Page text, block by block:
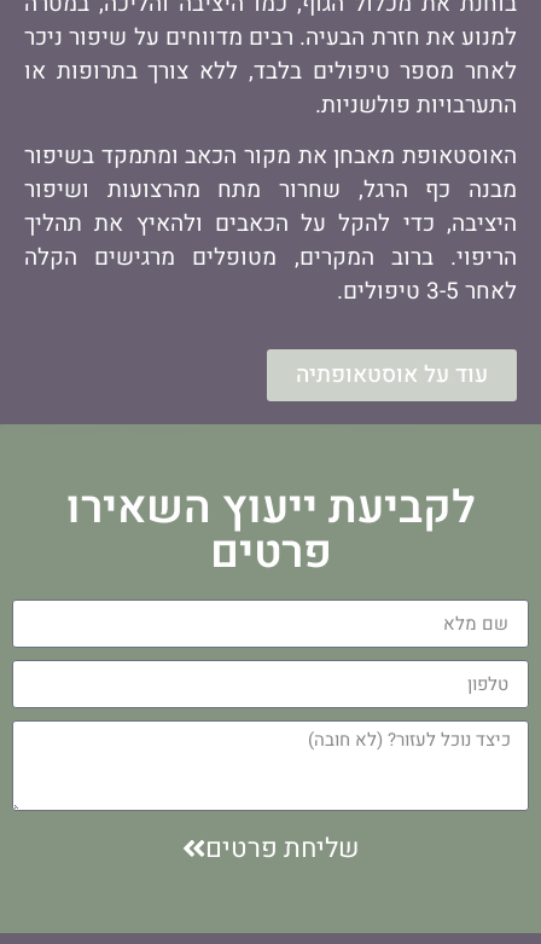
למנוע את חזרת הבעיה. רבים מדווחים על שיפור ניכר
לאחר מספר טיפולים בלבד, ללא צורך בתרופות או
התערבויות פולשניות.
האוסטאופת מאבחן את מקור הכאב ומתמקד בשיפור
מבנה כף הרגל, שחרור מתח מהרצועות ושיפור
היציבה, כדי להקל על הכאבים ולהאיץ את תהליך
הריפוי. ברוב המקרים, מטופלים מרגישים הקלה
לאחר 3-5 טיפולים.
עוד על אוסטאופתיה
לקביעת ייעוץ השאירו
פרטים
שליחת פרטים